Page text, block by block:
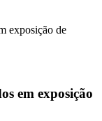
exposição de
em exposição